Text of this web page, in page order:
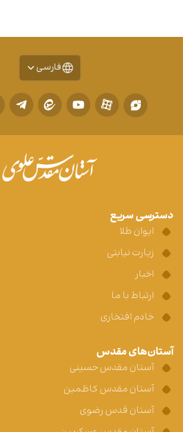
فارسی
دسترسی سریع
ایوان طلا
زیارت نیابتی
اخبار
ارتباط با ما
خادم افتخاری
آستان‌های مقدس
آستان مقدس حسینی
آستان مقدس کاظمین
آستان قدس رضوی